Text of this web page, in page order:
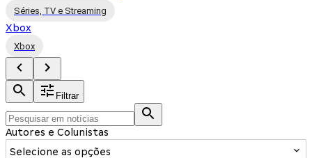
Séries, TV e Streaming
Xbox
Xbox
Filtrar
Autores e Colunistas
Selecione as opções